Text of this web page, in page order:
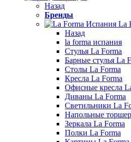
Назад
Бренды
La
Назад
la forma испания
Стулья La Forma
Барные стулья La
Столы La Forma
Кресла La Forma
Офисные кресла
Диваны La Forma
Светильники La
Напольные
Зеркала La Forma
Полки La Forma